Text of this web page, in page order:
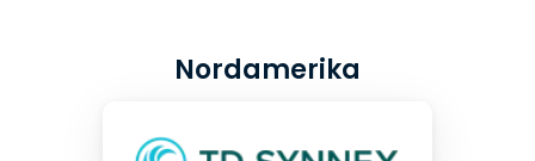
Nordamerika